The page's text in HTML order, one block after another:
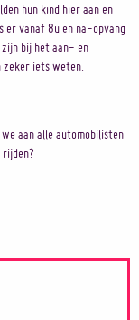
hun kind hier aan en
er vanaf 8u en na-opvang
bij het aan- en
zeker iets weten.
aan alle automobilisten